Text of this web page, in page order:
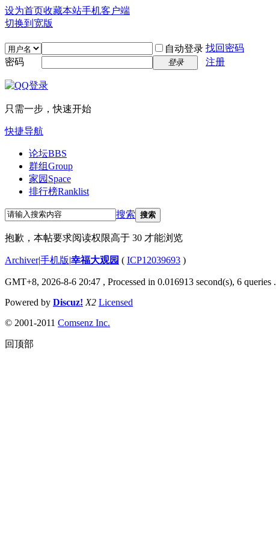
设为首页收藏本站手机客户端
切换到宽版
自动登录 找回密码
密码
登录 注册
只需一步，快速开始
快捷导航
论坛BBS
群组Group
家园 Space
排行榜Ranklist
搜索 搜索
抱歉，本帖要求阅读权限高于 30 才能浏览
Archiver|手机版|幸福大观园 ( ICP12039693 )
GMT+8, 2026-8-6 20:47 , Processed in 0.016913 second(s), 6 queries .
Powered by Discuz! X2 Licensed
© 2001-2011 Comsenz Inc.
回顶部